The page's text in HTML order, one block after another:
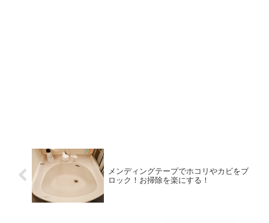
メンディングテープでホコリやカビをブ
ロック！お掃除を楽にする！